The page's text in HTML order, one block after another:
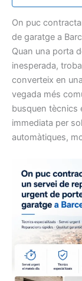
On puc
de garatge a
Quan una porta
inesperada,
converteix en
vegada més
busquen tècnics
immediata per
automàtiques,